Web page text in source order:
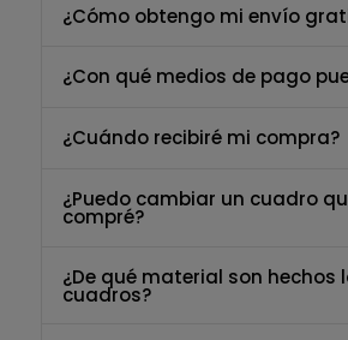
¿Cómo obtengo mi envío
¿Con qué medios de pago
¿Cuándo recibiré mi compra?
¿Puedo cambiar un cuadro
compré?
¿De qué material son hechos
cuadros?